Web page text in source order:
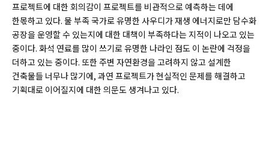
프로젝트에 대한 회의감이 프로젝트를 비관적으로 예측하는 데에
한몫하고 있다. 물 부족 국가로 유명한 사우디가 재생 에너지로만 담수화
공장을 운영할 수 있는지에 대한 대책이 부족하다는 지적이 나오고 있는
중이다. 화석 연료를 많이 쓰기로 유명한 나라인 점도 이 논란에 걱정을
더하고 있는 중이다. 또한 주변 자연환경을 고려하지 않고 설계한
건축물들 너무나 많기에, 과연 프로젝트가 현실적인 문제를 해결하고
기획대로 이어질지에 대한 의문도 생겨나고 있다.